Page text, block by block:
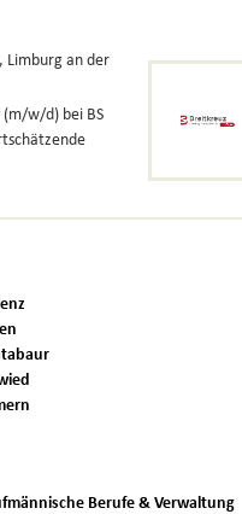
Limburg an der
w/d) bei BS
Berufe & Verwaltung